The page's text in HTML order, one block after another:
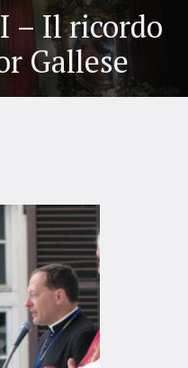
– Il ricordo
Gallese